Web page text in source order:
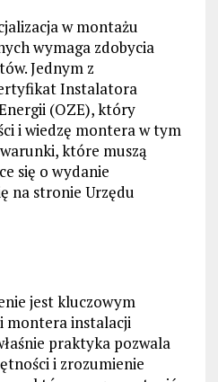
w montażu
wymaga zdobycia
Jednym z
Instalatora
(OZE), który
i wiedzę montera w tym
warunki, które muszą
się o wydanie
na stronie Urzędu
jest kluczowym
montera instalacji
praktyka pozwala
i zrozumienie